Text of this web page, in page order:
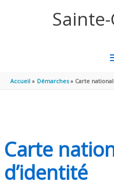
Accueil Démarches Carte
Carte
d’identité